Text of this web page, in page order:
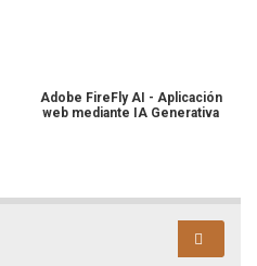
Adobe FireFly AI - Aplicación
web mediante IA Generativa